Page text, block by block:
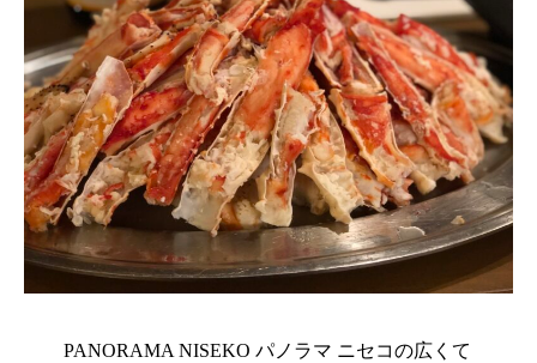
PANORAMA NISEKO パノラマ ニセコの広くて